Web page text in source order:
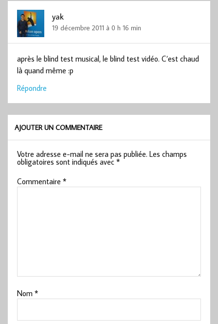
yak
19 décembre 2011 à 0 h 16 min
après le blind test musical, le blind test vidéo. C’est chaud
là quand même :p
Répondre
AJOUTER UN COMMENTAIRE
Votre adresse e-mail ne sera pas publiée. Les champs
obligatoires sont indiqués avec*
Commentaire*
Nom*